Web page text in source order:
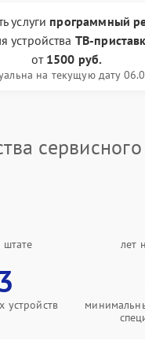
услуги программный
устройства ТВ-
от 1500 руб.
на текущую дату
штате лет
устройств